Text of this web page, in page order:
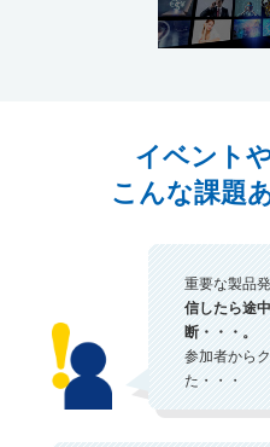
イベント
こんな課題
重要な製品
信したら途
断・・・。
参加者から
た・・・